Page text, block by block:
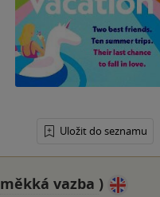
Uložit do seznamu
měkká vazba )